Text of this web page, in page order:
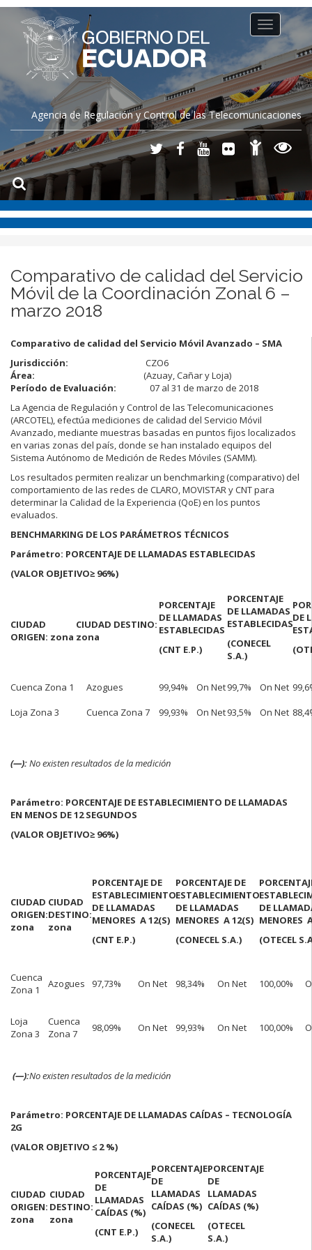
Agencia de Regulación y Control de las Telecomunicaciones
Toggle
navigation
Comparativo de calidad del Servicio
Móvil de la Coordinación Zonal 6 –
marzo 2018
Comparativo de calidad del Servicio Móvil Avanzado – SMA
Jurisdicción: CZO6
Área: (Azuay, Cañar y Loja)
Período de Evaluación: 07 al 31 de marzo de 2018
La Agencia de Regulación y Control de las Telecomunicaciones
(ARCOTEL), efectúa mediciones de calidad del Servicio Móvil
Avanzado, mediante muestras basadas en puntos fijos localizados
en varias zonas del país, donde se han instalado equipos del
Sistema Autónomo de Medición de Redes Móviles (SAMM).
Los resultados permiten realizar un benchmarking (comparativo) del
comportamiento de las redes de CLARO, MOVISTAR y CNT para
determinar la Calidad de la Experiencia (QoE) en los puntos
evaluados.
BENCHMARKING DE LOS PARÁMETROS TÉCNICOS
Parámetro: PORCENTAJE DE LLAMADAS ESTABLECIDAS
(VALOR OBJETIVO≥ 96%)
CIUDAD
ORIGEN: zona
CIUDAD DESTINO:
zona
PORCENTAJE
DE LLAMADAS
ESTABLECIDAS
(CNT E.P.)
PORCENTAJE
DE LLAMADAS
ESTABLECIDAS
(CONECEL
S.A.)
DE
Cuenca Zona 1 Azogues 99,94% On Net99,7% On Net
Loja Zona 3
Cuenca Zona 7 99,93% On Net93,5% On Net
(—):No existen resultados de la medición
Parámetro: PORCENTAJE DE ESTABLECIMIENTO DE LLAMADAS
EN MENOS DE 12 SEGUNDOS
(VALOR OBJETIVO≥ 96%)
CIUDAD
ORIGEN:
zona
CIUDAD
DESTINO:
zona
PORCENTAJE DE
ESTABLECIMIENTO
DE LLAMADAS
MENORES A 12(S)
(CNT E.P.)
PORCENTAJE DE
ESTABLECIMIENTO
DE LLAMADAS
MENORES A 12(S)
(CONECEL S.A.)
DE
MENORES
(OTECEL
Cuenca
Zona 1
Azogues 97,73% On Net 98,34% On Net 100,00%
Loja
Zona 3
Cuenca
Zona 7
98,09% On Net 99,93% On Net 100,00%
(—):No existen resultados de la medición
Parámetro: PORCENTAJE DE LLAMADAS CAÍDAS – TECNOLOGÍA
2G
(VALOR OBJETIVO ≤ 2 %)
CIUDAD
ORIGEN:
zona
CIUDAD
DESTINO:
zona
PORCENTAJE
DE
LLAMADAS
CAÍDAS (%)
(CNT E.P.)
PORCENTAJE
DE
LLAMADAS
CAÍDAS (%)
(CONECEL
S.A.)
PORCENTAJE
DE
LLAMADAS
CAÍDAS (%)
(OTECEL
S.A.)